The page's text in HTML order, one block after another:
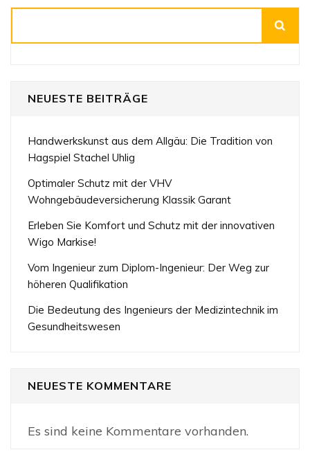
NEUESTE BEITRÄGE
Handwerkskunst aus dem Allgäu: Die Tradition von
Hagspiel Stachel Uhlig
Optimaler Schutz mit der VHV
Wohngebäudeversicherung Klassik Garant
Erleben Sie Komfort und Schutz mit der innovativen
Wigo Markise!
Vom Ingenieur zum Diplom-Ingenieur: Der Weg zur
höheren Qualifikation
Die Bedeutung des Ingenieurs der Medizintechnik im
Gesundheitswesen
NEUESTE KOMMENTARE
Es sind keine Kommentare vorhanden.